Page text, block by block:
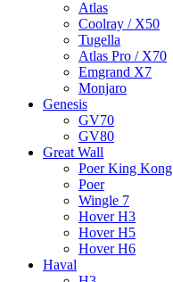
Atlas
Coolray / X50
Tugella
Atlas Pro / X70
Emgrand X7
Monjaro
Genesis
GV70
GV80
Great Wall
Poer King Kong
Poer
Wingle 7
Hover H3
Hover H5
Hover H6
Haval